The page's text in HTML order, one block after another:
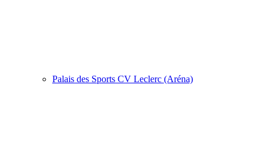
Palais des Sports CV Leclerc (Aréna)